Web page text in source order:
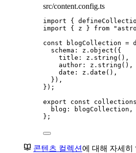
src/content.config.ts
import {
import { z } from "
const
blogCollection =
schema: z . object ( {
title: z . string () ,
author: z . string () ,
date: z . date () ,
} ) ,
} );
export const collections
blog:
blogCollection ,
} ;
콘텐츠 컬렉션 에 대해 자세히